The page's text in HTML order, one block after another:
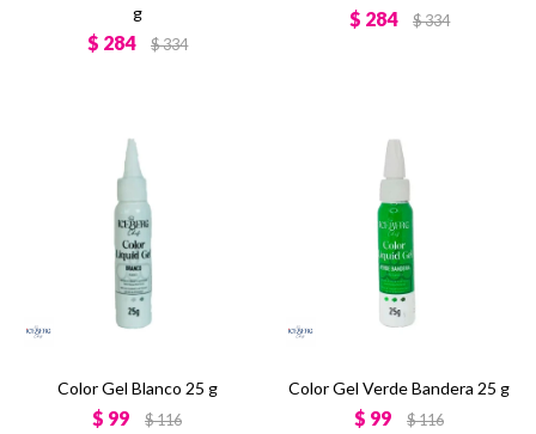
g
$ 284 $334
$ 284 $334
Color Gel Blanco 25 g
$ 99 $116
Color Gel Verde Bandera 25 g
$ 99 $116